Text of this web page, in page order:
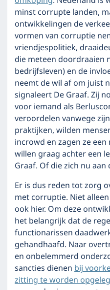
minst corrupte landen,
ontwikkelingen de
vormen van corruptie
vriendjespolitiek,
die meteen doordraaien
bedrijfsleven) en de
neemt de wil af om juist
signaleert De Graaf. Zij
voor iemand als
veroordelen vanwege
praktijken, wilden
incrowd en zagen ze
willen graag achter een
Graaf. Of die zich nu
Er is dus reden tot zorg
met corruptie. Niet
ook hier. Om deze
het belangrijk dat de
functionarissen
gehandhaafd. Naar
en onbelemmerd
sancties dienenbij
zitting te worden